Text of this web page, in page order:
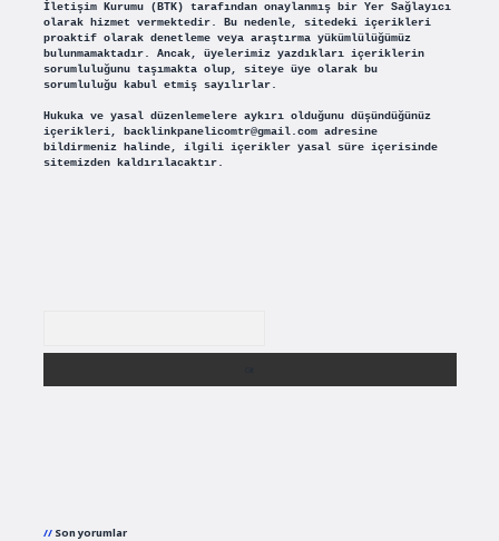
İletişim Kurumu (BTK) tarafından onaylanmış bir Yer Sağlayıcı
olarak hizmet vermektedir. Bu nedenle, sitedeki içerikleri
proaktif olarak denetleme veya araştırma yükümlülüğümüz
bulunmamaktadır. Ancak, üyelerimiz yazdıkları içeriklerin
sorumluluğunu taşımakta olup, siteye üye olarak bu
sorumluluğu kabul etmiş sayılırlar.
Hukuka ve yasal düzenlemelere aykırı olduğunu düşündüğünüz
içerikleri, backlinkpanelicomtr@gmail.comadresine
bildirmeniz halinde, ilgili içerikler yasal süre içerisinde
sitemizden kaldırılacaktır.
Son yorumlar